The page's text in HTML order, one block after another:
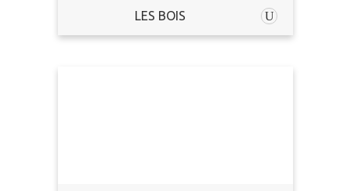
LES BOIS